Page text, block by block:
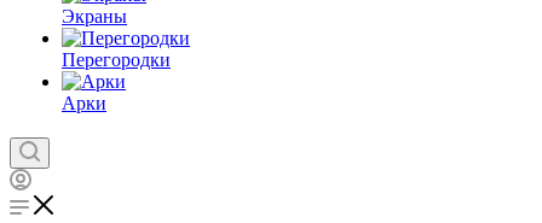
Экраны
Перегородки
Арки